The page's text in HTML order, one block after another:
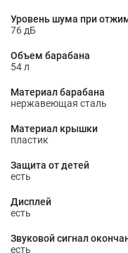
Уровень шума при
76 дБ
Объем барабана
54 л
Материал барабана
нержавеющая сталь
Материал крышки
пластик
Защита от детей
есть
Дисплей
есть
Звуковой сигнал
есть